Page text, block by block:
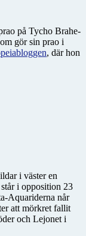
på Tycho Brahe-
gör sin prao i
, där hon
i väster en
i opposition 23
Aquariderna når
att mörkret fallit
och Lejonet i